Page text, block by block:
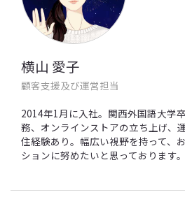
横山 愛子
顧客支援及び運営担当
2014年1月に入社。関西外国語大学
務、オンラインストアの立ち上げ、
住経験あり。幅広い視野を持って、
ションに努めたいと思っております。